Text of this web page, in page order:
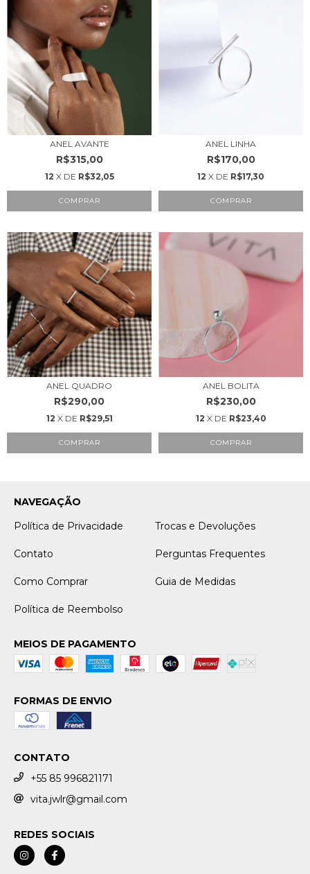
ANEL AVANTE
R$315,00
12 X DE R$32,05
COMPRAR
ANEL LINHA
R$170,00
12 X DE R$17,30
COMPRAR
ANEL QUADRO
R$290,00
12 X DE R$29,51
COMPRAR
ANEL BOLITA
R$230,00
12 X DE R$23,40
COMPRAR
NAVEGAÇÃO
Política de Privacidade
Trocas e Devoluções
Contato Perguntas Frequentes
Como Comprar Guia de Medidas
Política de Reembolso
MEIOS DE PAGAMENTO
FORMAS DE ENVIO
CONTATO
+55 85 996821171
vita.jwlr@gmail.com
REDES SOCIAIS